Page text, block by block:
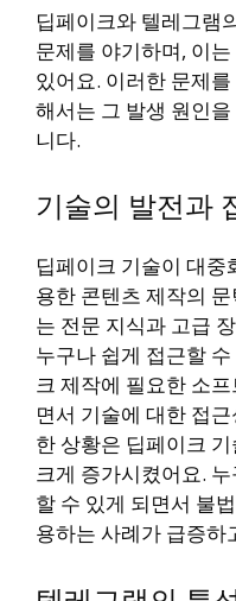
딥페이크와 텔레그램
문제를 야기하며, 이
있어요. 이러한 문제
해서는 그 발생 원인
니다.
기술의 발전과
딥페이크 기술이 대중
용한 콘텐츠 제작의
는 전문 지식과 고급
누구나 쉽게 접근할
크 제작에 필요한 소
면서 기술에 대한 접
한 상황은 딥페이크
크게 증가시켰어요.
할 수 있게 되면서 불
용하는 사례가 급증하